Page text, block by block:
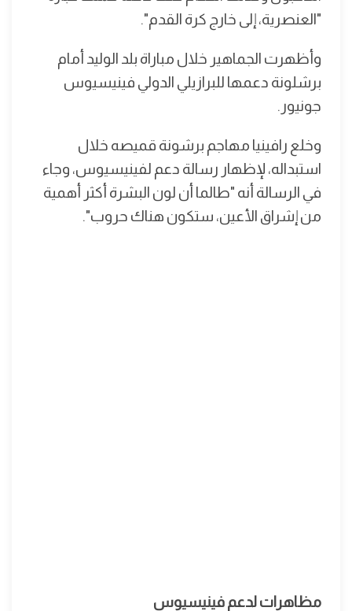
"العنصرية، إلى خارج كرة القدم".
وأظهرت الجماهير خلال مباراة بلد الوليد أمام
برشلونة دعمها للبرازيلي الدولي فينيسيوس
جونيور.
وخلع رافينيا مهاجم برشونة قميصه خلال
استبداله، لإظهار رسالة دعم لفينيسيوس، وجاء
في الرسالة أنه "طالما أن لون البشرة أكثر أهمية
من إشراق الأعين، ستكون هناك حروب".
مظاهرات لدعم فينيسيوس